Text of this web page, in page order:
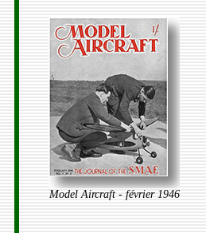
Model Aircraft - février 1946